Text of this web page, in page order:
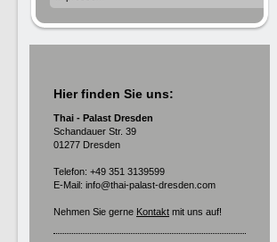
Hier finden Sie uns:
Thai - Palast Dresden
Schandauer Str. 39
01277 Dresden
Telefon: +49 351 3139599
E-Mail: info@thai-palast-dresden.com
Nehmen Sie gerne Kontakt mit uns auf!